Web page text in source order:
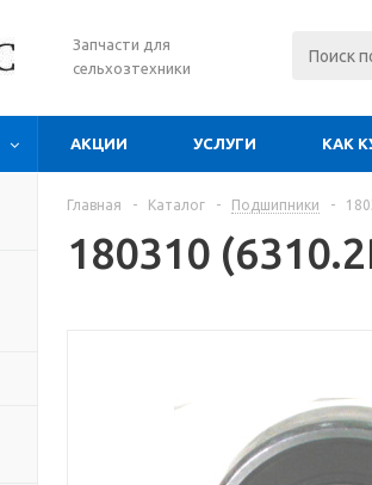
Запчасти для
сельхозтехники
АКЦИИ УСЛУГИ КАК
Главная - Каталог - Подшипники -
180310